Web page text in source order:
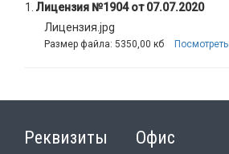
Лицензия №1904 от 07.07.2020
Лицензия.jpg
Размер файла: 5350,00 кб Посмотреть
Реквизиты Офис